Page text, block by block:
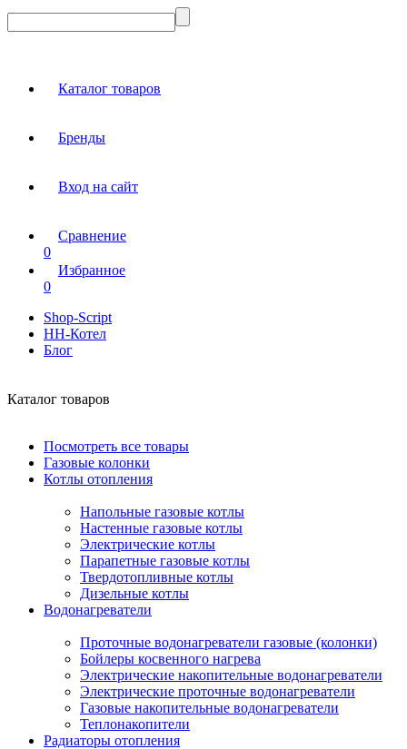
Каталог товаров
Бренды
Вход на сайт
Сравнение
0
Избранное
0
Shop-Script
НН-Котел
Блог
Каталог товаров
Посмотреть все товары
Газовые колонки
Котлы отопления
Напольные газовые котлы
Настенные газовые котлы
Электрические котлы
Парапетные газовые котлы
Твердотопливные котлы
Дизельные котлы
Водонагреватели
Проточные водонагреватели газовые (колонки)
Бойлеры косвенного нагрева
Электрические накопительные водонагреватели
Электрические проточные водонагреватели
Газовые накопительные водонагреватели
Теплонакопители
Радиаторы отопления